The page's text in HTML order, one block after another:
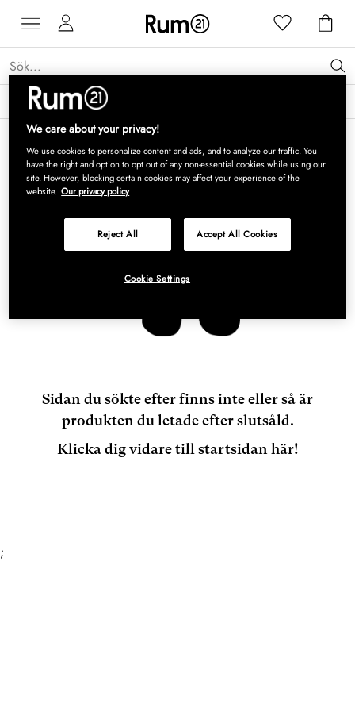
Få 15 % rabatt på Grythyttan Stålmöbler* →
Sidan du sökte efter finns inte eller så är
produkten du letade efter slutsåld.
Klicka dig vidare till startsidan här!
;
We care about your privacy!
We use cookies to personalize content and ads, and to analyze our traffic. You
have the right and option to opt out of any non-essential cookies while using our
site. However, blocking certain cookies may affect your experience of the
website. Our privacy policy
Reject All Accept All Cookies
Cookie Settings